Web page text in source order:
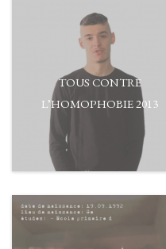
TOUS CONTRE
L’HOMOPHOBIE 2013